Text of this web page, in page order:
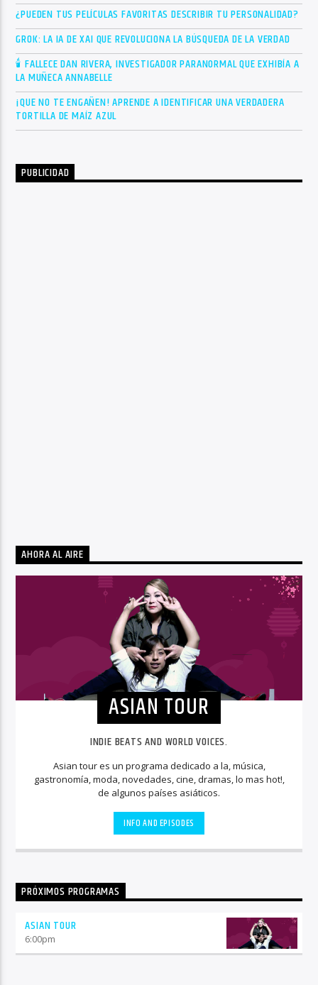
¿PUEDEN TUS PELÍCULAS FAVORITAS DESCRIBIR TU PERSONALIDAD?
GROK: LA IA DE XAI QUE REVOLUCIONA LA BÚSQUEDA DE LA VERDAD
🕯 FALLECE DAN RIVERA, INVESTIGADOR PARANORMAL QUE EXHIBÍA A
LA MUÑECA ANNABELLE
¡QUE NO TE ENGAÑEN! APRENDE A IDENTIFICAR UNA VERDADERA
TORTILLA DE MAÍZ AZUL
PUBLICIDAD
AHORA AL AIRE
ASIAN TOUR
INDIE BEATS AND WORLD VOICES.
Asian tour es un programa dedicado a la, música,
gastronomía, moda, novedades, cine, dramas, lo mas hot!,
de algunos países asiáticos.
INFO AND EPISODES
PRÓXIMOS PROGRAMAS
ASIAN TOUR
6:00pm